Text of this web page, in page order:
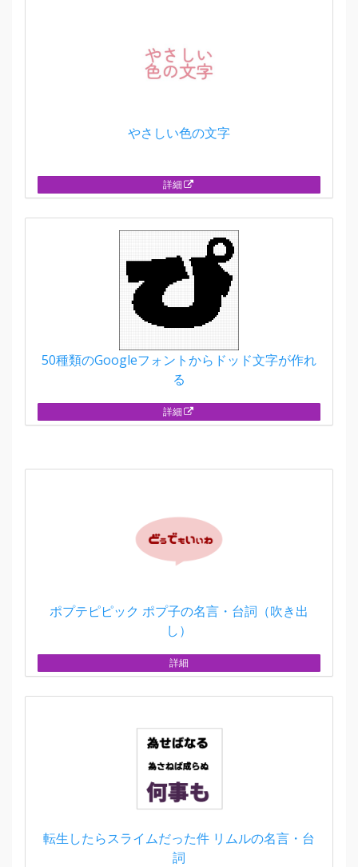
やさしい色の文字
詳細
50種類のGoogleフォントからドッド文字が作れ
る
詳細
ポプテピピック ポプ子の名言・台詞（吹き出
し）
詳細
転生したらスライムだった件 リムルの名言・台
詞